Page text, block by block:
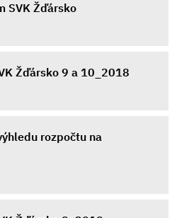
SVK Žďársko
Žďársko 9 a 10_2018
rozpočtu na